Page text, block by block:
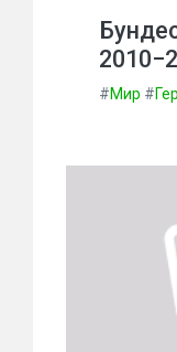
#Мир #